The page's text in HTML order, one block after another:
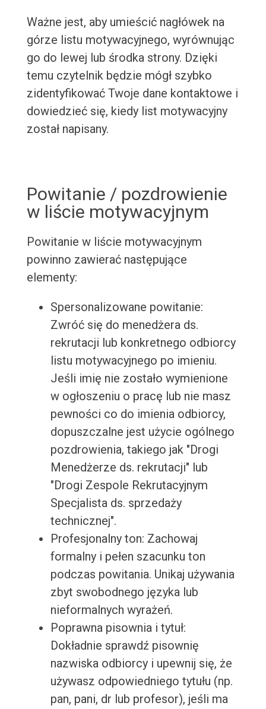
Ważne jest, aby umieścić nagłówek na
górze listu motywacyjnego, wyrównując
go do lewej lub środka strony. Dzięki
temu czytelnik będzie mógł szybko
zidentyfikować Twoje dane kontaktowe i
dowiedzieć się, kiedy list motywacyjny
został napisany.
Powitanie / pozdrowienie
w liście motywacyjnym
Powitanie w liście motywacyjnym
powinno zawierać następujące
elementy:
Spersonalizowane powitanie:
Zwróć się do menedżera ds.
rekrutacji lub konkretnego odbiorcy
listu motywacyjnego po imieniu.
Jeśli imię nie zostało wymienione
w ogłoszeniu o pracę lub nie masz
pewności co do imienia odbiorcy,
dopuszczalne jest użycie ogólnego
pozdrowienia, takiego jak "Drogi
Menedżerze ds. rekrutacji" lub
"Drogi Zespole Rekrutacyjnym
Specjalista ds. sprzedaży
technicznej".
Profesjonalny ton: Zachowaj
formalny i pełen szacunku ton
podczas powitania. Unikaj używania
zbyt swobodnego języka lub
nieformalnych wyrażeń.
Poprawna pisownia i tytuł:
Dokładnie sprawdź pisownię
nazwiska odbiorcy i upewnij się, że
używasz odpowiedniego tytułu (np.
pan, pani, dr lub profesor), jeśli ma